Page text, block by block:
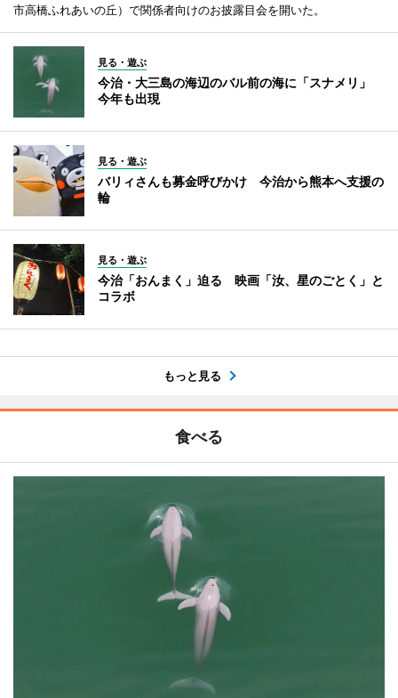
市高橋ふれあいの丘）で関係者向けのお披露目会を開いた。
見る・遊ぶ
今治・大三島の海辺のバル前の海に「スナメリ」
今年も出現
見る・遊ぶ
バリィさんも募金呼びかけ 今治から熊本へ支援の
輪
見る・遊ぶ
今治「おんまく」迫る 映画「汝、星のごとく」と
コラボ
もっと見る
食べる